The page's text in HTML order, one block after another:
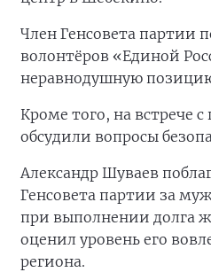
Член Генсовета партии
волонтёров «Единой
неравнодушную
Кроме того, на встрече с
обсудили вопросы
Александр Шуваев
Генсовета партии за
при выполнении долга
оценил уровень его
региона.